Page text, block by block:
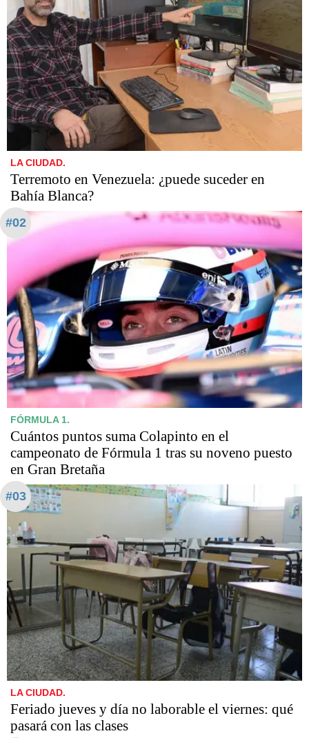
LA CIUDAD.
Terremoto en Venezuela: ¿puede suceder en
Bahía Blanca?
#02
FÓRMULA 1.
Cuántos puntos suma Colapinto en el
campeonato de Fórmula 1 tras su noveno puesto
en Gran Bretaña
#03
LA CIUDAD.
Feriado jueves y día no laborable el viernes: qué
pasará con las clases